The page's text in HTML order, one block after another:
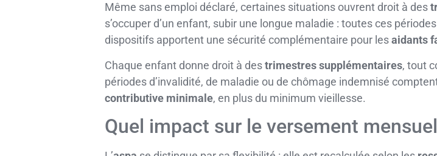
Même sans emploi déclaré, certaines situations ouvrent droit à des
s’occuper d’un enfant, subir une longue maladie : toutes ces
dispositifs apportent une sécurité complémentaire pour lesaidants
Chaque enfant donne droit à destrimestres supplémentaires, tout
périodes d’invalidité, de maladie ou de chômage indemnisé
contributive minimale, en plus du minimum vieillesse.
Quel impact sur le versement